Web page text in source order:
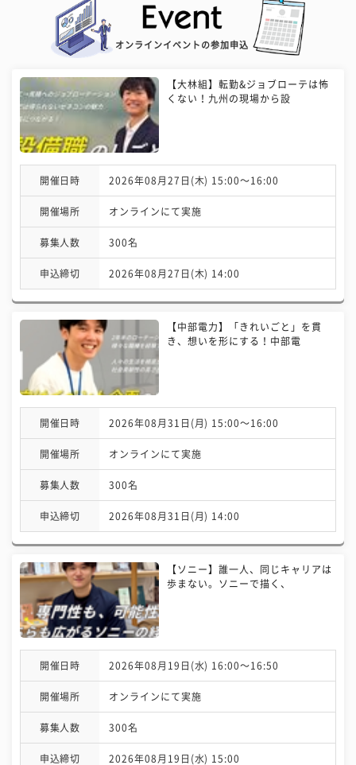
オンラインイベントの参加申込
【大林組】転勤&ジョブローテは怖
くない！九州の現場から設
開催日時 2026年08月27日(木) 15:00〜16:00
開催場所 オンラインにて実施
募集人数 300名
申込締切 2026年08月27日(木) 14:00
【中部電力】「きれいごと」を貫
き、想いを形にする！中部電
開催日時 2026年08月31日(月) 15:00〜16:00
開催場所 オンラインにて実施
募集人数 300名
申込締切 2026年08月31日(月) 14:00
【ソニー】誰一人、同じキャリアは
歩まない。ソニーで描く、
開催日時 2026年08月19日(水) 16:00〜16:50
開催場所 オンラインにて実施
募集人数 300名
申込締切 2026年08月19日(水) 15:00